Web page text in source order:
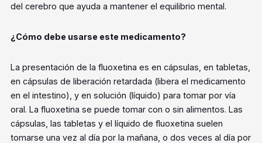
del cerebro que ayuda a mantener el equilibrio mental.
¿Cómo debe usarse este medicamento?
La presentación de la fluoxetina es en cápsulas, en tabletas,
en cápsulas de liberación retardada (libera el medicamento
en el intestino), y en solución (líquido) para tomar por vía
oral. La fluoxetina se puede tomar con o sin alimentos. Las
cápsulas, las tabletas y el líquido de fluoxetina suelen
tomarse una vez al día por la mañana, o dos veces al día por